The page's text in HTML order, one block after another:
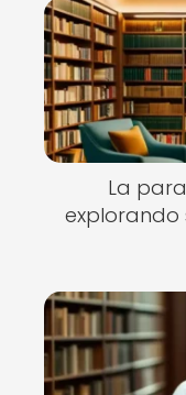
La
explorando